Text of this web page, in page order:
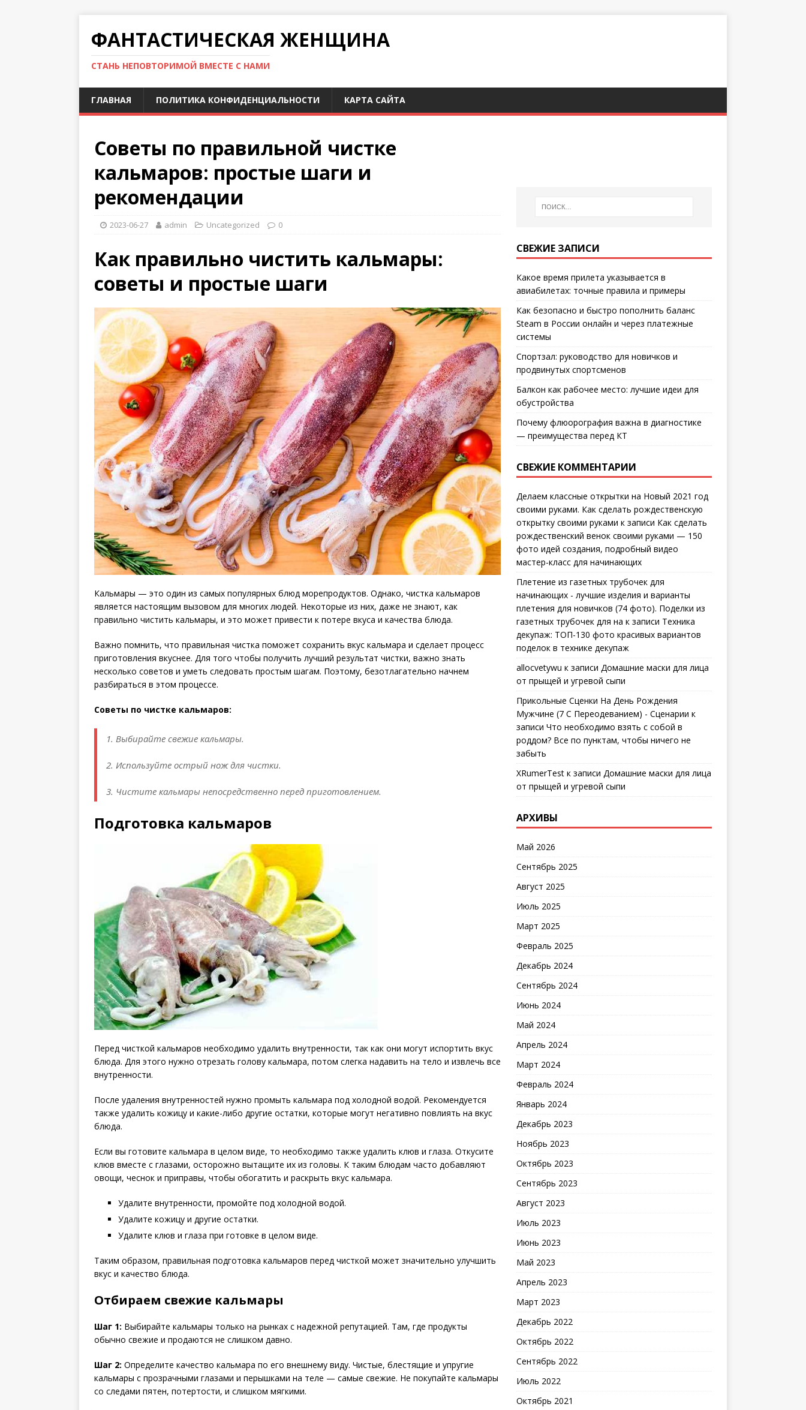
ФАНТАСТИЧЕСКАЯ ЖЕНЩИНА
СТАНЬ НЕПОВТОРИМОЙ ВМЕСТЕ С НАМИ
ГЛАВНАЯ ПОЛИТИКА КОНФИДЕНЦИАЛЬНОСТИ КАРТА САЙТА
Советы по правильной чистке
кальмаров: простые шаги и
рекомендации
2023-06-27 admin Uncategorized 0
Как правильно чистить кальмары:
советы и простые шаги
Кальмары — это один из самых популярных блюд морепродуктов. Однако, чистка кальмаров
является настоящим вызовом для многих людей. Некоторые из них, даже не знают, как
правильно чистить кальмары, и это может привести к потере вкуса и качества блюда.
Важно помнить, что правильная чистка поможет сохранить вкус кальмара и сделает процесс
приготовления вкуснее. Для того чтобы получить лучший результат чистки, важно знать
несколько советов и уметь следовать простым шагам. Поэтому, безотлагательно начнем
разбираться в этом процессе.
Советы по чистке кальмаров:
1. Выбирайте свежие кальмары.
2. Используйте острый нож для чистки.
3. Чистите кальмары непосредственно перед приготовлением.
Подготовка кальмаров
Перед чисткой кальмаров необходимо удалить внутренности, так как они могут испортить вкус
блюда. Для этого нужно отрезать голову кальмара, потом слегка надавить на тело и извлечь все
внутренности.
После удаления внутренностей нужно промыть кальмара под холодной водой. Рекомендуется
также удалить кожицу и какие-либо другие остатки, которые могут негативно повлиять на вкус
блюда.
Если вы готовите кальмара в целом виде, то необходимо также удалить клюв и глаза. Откусите
клюв вместе с глазами, осторожно вытащите их из головы. К таким блюдам часто добавляют
овощи, чеснок и приправы, чтобы обогатить и раскрыть вкус кальмара.
Удалите внутренности, промойте под холодной водой.
Удалите кожицу и другие остатки.
Удалите клюв и глаза при готовке в целом виде.
Таким образом, правильная подготовка кальмаров перед чисткой может значительно улучшить
вкус и качество блюда.
Отбираем свежие кальмары
Шаг 1: Выбирайте кальмары только на рынках с надежной репутацией. Там, где продукты
обычно свежие и продаются не слишком давно.
Шаг 2: Определите качество кальмара по его внешнему виду. Чистые, блестящие и упругие
кальмары с прозрачными глазами и перышками на теле — самые свежие. Не покупайте кальмары
со следами пятен, потертости, и слишком мягкими.
СВЕЖИЕ ЗАПИСИ
Какое время прилета указывается в
авиабилетах: точные правила и примеры
Как безопасно и быстро пополнить баланс
Steam в России онлайн и через платежные
системы
Спортзал: руководство для новичков и
продвинутых спортсменов
Балкон как рабочее место: лучшие идеи для
обустройства
Почему флюорография важна в диагностике
— преимущества перед КТ
СВЕЖИЕ КОММЕНТАРИИ
Делаем классные открытки на Новый 2021 год
своими руками. Как сделать рождественскую
открытку своими руками к записи Как сделать
рождественский венок своими руками — 150
фото идей создания, подробный видео
мастер-класс для начинающих
Плетение из газетных трубочек для
начинающих - лучшие изделия и варианты
плетения для новичков (74 фото). Поделки из
газетных трубочек для на к записи Техника
декупаж: ТОП-130 фото красивых вариантов
поделок в технике декупаж
allocvetywu к записи Домашние маски для лица
от прыщей и угревой сыпи
Прикольные Сценки На День Рождения
Мужчине (7 С Переодеванием) - Сценарии к
записи Что необходимо взять с собой в
роддом? Все по пунктам, чтобы ничего не
забыть
XRumerTestк записи Домашние маски для лица
от прыщей и угревой сыпи
АРХИВЫ
Май 2026
Сентябрь 2025
Август 2025
Июль 2025
Март 2025
Февраль 2025
Декабрь 2024
Сентябрь 2024
Июнь 2024
Май 2024
Апрель 2024
Март 2024
Февраль 2024
Январь 2024
Декабрь 2023
Ноябрь 2023
Октябрь 2023
Сентябрь 2023
Август 2023
Июль 2023
Июнь 2023
Май 2023
Апрель 2023
Март 2023
Декабрь 2022
Октябрь 2022
Сентябрь 2022
Июль 2022
Октябрь 2021